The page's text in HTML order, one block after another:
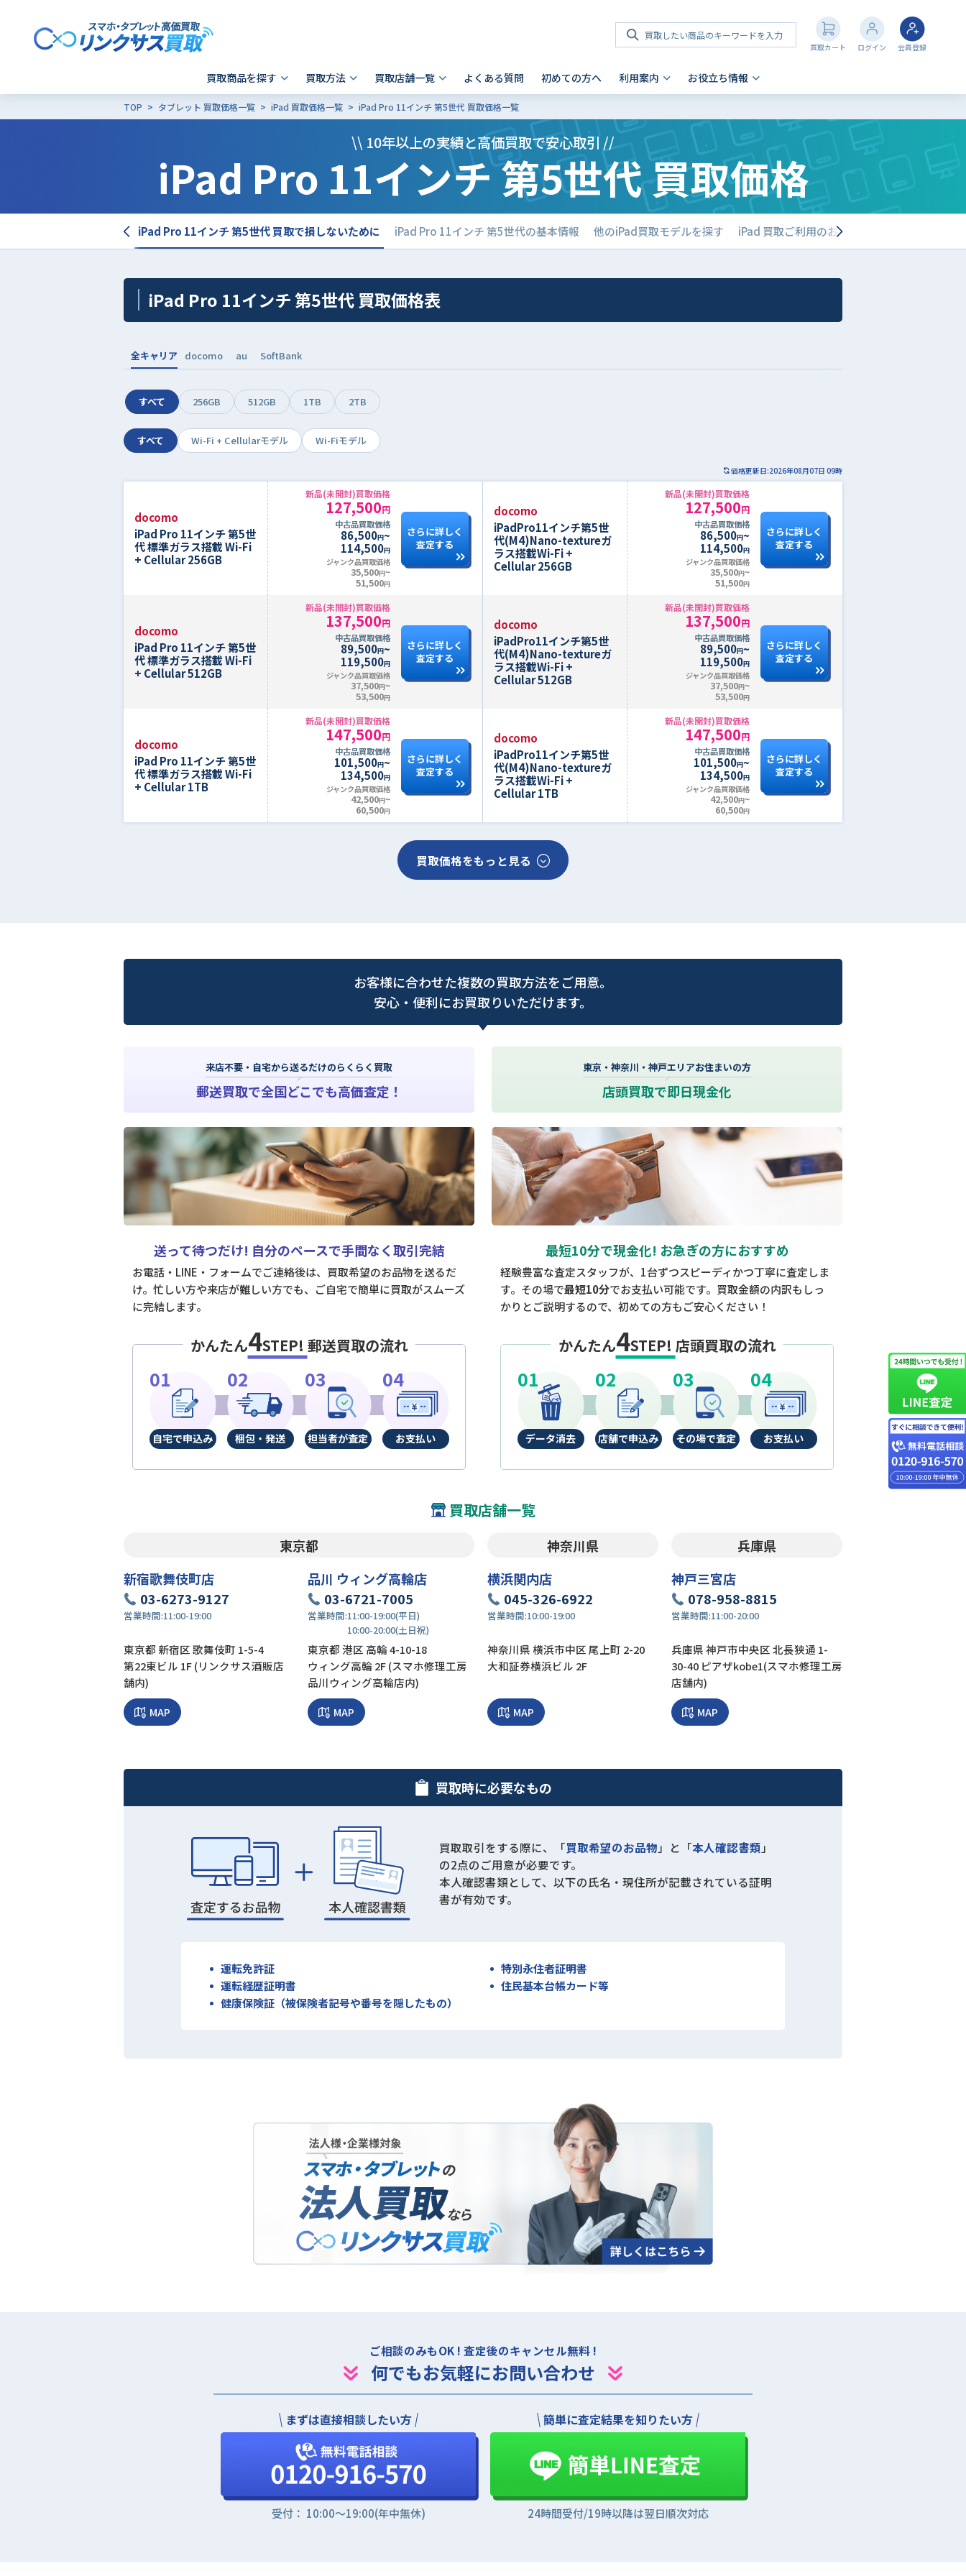
買取カート ログイン 会員登録
買取商品を探す
- Xperia
- Galaxy
- Pixel
- AQUOS
その他ブランド
- Galaxy Tab
- Xiaomi
その他ブランド
ノートパソコン 買取
- Mac
- Surface
その他 買取
- AirPods
- PlayStation
- NintendoSwitch
- Nintendo 3DS
- Xbox
買取方法
法人買取
買取店舗一覧
- 品川 ウィング高輪店
- 神戸三宮店
店舗一覧
よくある質問 初めての方へ 利用案内
故障品の買取について
お役立ち情報
iPhone 買取前確認ポイント
iPhone 買取の注意点
TOP タブレット 買取価格一覧 iPad 買取価格一覧 iPad Pro 11インチ 第5世代 買取価格一覧
\\ 10年以上の実績と高価買取で安心取引 //
iPad Pro 11インチ 第5世代 買取価格
iPad Pro 11インチ 第5世代 買取で損しないために iPad Pro 11インチ 第5世代の基本情報 他のiPad買取モデルを探す iPad 買取ご利用のお客様の声
iPad Pro 11インチ 第5世代 買取価格表
全キャリア docomo au SoftBank
すべて 256GB 512GB 1TB 2TB
すべて Wi-Fi + Cellularモデル Wi-Fiモデル
価格更新日:2026年08月07日 09時
docomo
iPad Pro 11インチ 第5世
代 標準ガラス搭載 Wi-Fi
+ Cellular 256GB
新品(未開封)買取価格
127,500円
中古品買取価格
86,500円~
114,500円
ジャンク品買取価格
35,500円~
51,500円
さらに詳しく
査定する
docomo
iPadPro11インチ第5世
代(M4)Nano-textureガ
ラス搭載Wi-Fi +
Cellular 256GB
新品(未開封)買取価格
127,500円
中古品買取価格
86,500円~
114,500円
ジャンク品買取価格
35,500円~
51,500円
さらに詳しく
査定する
docomo
iPad Pro 11インチ 第5世
代 標準ガラス搭載 Wi-Fi
+ Cellular 512GB
新品(未開封)買取価格
137,500円
中古品買取価格
89,500円~
119,500円
ジャンク品買取価格
37,500円~
53,500円
さらに詳しく
査定する
docomo
iPadPro11インチ第5世
代(M4)Nano-textureガ
ラス搭載Wi-Fi +
Cellular 512GB
新品(未開封)買取価格
137,500円
中古品買取価格
89,500円~
119,500円
ジャンク品買取価格
37,500円~
53,500円
さらに詳しく
査定する
docomo
iPad Pro 11インチ 第5世
代 標準ガラス搭載 Wi-Fi
+ Cellular 1TB
新品(未開封)買取価格
147,500円
中古品買取価格
101,500円~
134,500円
ジャンク品買取価格
42,500円~
60,500円
さらに詳しく
査定する
docomo
iPadPro11インチ第5世
代(M4)Nano-textureガ
ラス搭載Wi-Fi +
Cellular 1TB
新品(未開封)買取価格
147,500円
中古品買取価格
101,500円~
134,500円
ジャンク品買取価格
42,500円~
60,500円
さらに詳しく
査定する
買取価格をもっと見る
お客様に合わせた複数の買取方法をご用意。
安心・便利にお買取りいただけます。
来店不要・自宅から送るだけのらくらく買取
郵送買取で全国どこでも高価査定！
送って待つだけ! 自分のペースで手間なく取引完結
お電話・LINE・フォームでご連絡後は、買取希望のお品物を送るだ
け。忙しい方や来店が難しい方でも、ご自宅で簡単に買取がスムーズ
に完結します。
かんたん4STEP! 郵送買取の流れ
自宅で申込み 梱包・発送 担当者が査定 お支払い
買取時に必要なもの
買取取引をする際に、「買取希望のお品物」と「本人確認書類」
の2点のご用意が必要です。
本人確認書類として、以下の氏名・現住所が記載されている証明
書が有効です。
運転免許証
特別永住者証明書
運転経歴証明書
住民基本台帳カード等
健康保険証（被保険者記号や番号を隠したもの）
東京・神奈川・神戸エリアお住まいの方
店頭買取で即日現金化
最短10分で現金化! お急ぎの方におすすめ
経験豊富な査定スタッフが、1台ずつスピーディかつ丁寧に査定しま
す。その場で最短10分でお支払い可能です。買取金額の内訳もしっ
かりとご説明するので、初めての方もご安心ください！
かんたん4STEP! 店頭買取の流れ
データ消去 店舗で申込み その場で査定 お支払い
買取店舗一覧
東京都
新宿歌舞伎町店
03-6273-9127
営業時間:11:00-19:00
東京都 新宿区 歌舞伎町 1-5-4
第22東ビル 1F (リンクサス酒販店
舗内)
MAP
品川 ウィング高輪店
03-6721-7005
営業時間:11:00-19:00(平日)
10:00-20:00(土日祝)
東京都 港区 高輪 4-10-18
ウィング高輪 2F (スマホ修理工房
品川ウィング高輪店内)
MAP
神奈川県
横浜関内店
045-326-6922
営業時間:10:00-19:00
神奈川県 横浜市中区 尾上町 2-20
大和証券横浜ビル 2F
MAP
兵庫県
神戸三宮店
078-958-8815
営業時間:11:00-20:00
兵庫県 神戸市中央区 北長狭通 1-
30-40 ピアザkobe1(スマホ修理工房
店舗内)
MAP
法人買取について
ご相談のみもOK ! 査定後のキャンセル無料 !
何でもお気軽にお問い合わせ
まずは直接相談したい方
受付： 10:00〜19:00(年中無休)
簡単に査定結果を知りたい方
24時間受付/19時以降は翌日順次対応